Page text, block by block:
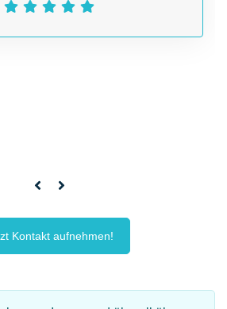
Kontakt aufnehmen!